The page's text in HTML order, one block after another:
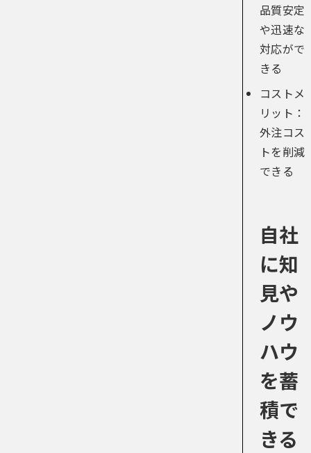
品質安定
や迅速な
対応がで
きる
コストメ
リット：
外注コス
トを削減
できる
自社
に知
見や
ノウ
ハウ
を蓄
積で
きる